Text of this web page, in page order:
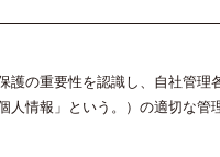
護の重要性を認識し、自社管理
人情報」という。）の適切な管